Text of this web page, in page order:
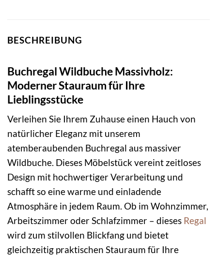
BESCHREIBUNG
Buchregal Wildbuche Massivholz:
Moderner Stauraum für Ihre
Lieblingsstücke
Verleihen Sie Ihrem Zuhause einen Hauch von
natürlicher Eleganz mit unserem
atemberaubenden Buchregal aus massiver
Wildbuche. Dieses Möbelstück vereint zeitloses
Design mit hochwertiger Verarbeitung und
schafft so eine warme und einladende
Atmosphäre in jedem Raum. Ob im Wohnzimmer,
Arbeitszimmer oder Schlafzimmer – dieses Regal
wird zum stilvollen Blickfang und bietet
gleichzeitig praktischen Stauraum für Ihre